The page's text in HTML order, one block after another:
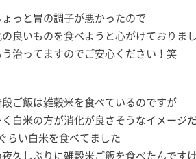
っと胃の調子が悪かったので
良いものを食べようと心がけておりま
治ってますのでご安心ください！笑
ご飯は雑穀米を食べているのですが
白米の方が消化が良さそうなイメージ
らい白米を食べてました
久しぶりに雑穀米ご飯を食べたんです